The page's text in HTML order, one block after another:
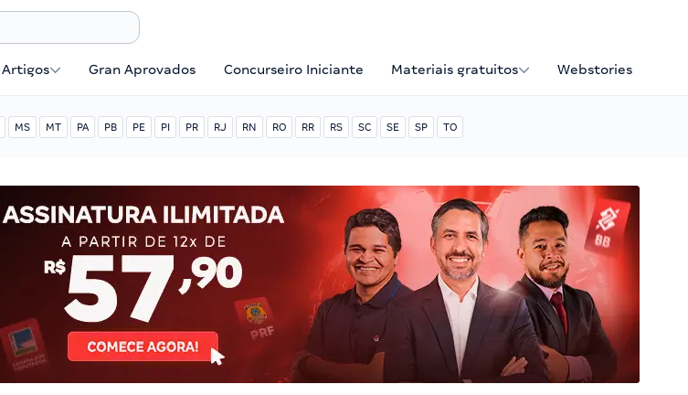
Artigos Gran Aprovados Concurseiro Iniciante Materiais gratuitos Webstories
MS MT PA PB PE PI PR RJ RN RO RR RS SC SE SP TO